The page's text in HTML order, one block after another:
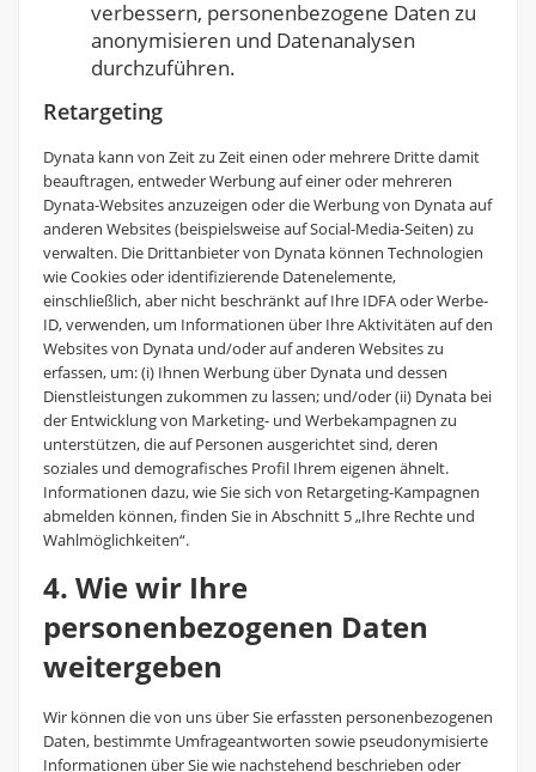
verbessern, personenbezogene Daten zu
anonymisieren und Datenanalysen
durchzuführen.
Retargeting
Dynata kann von Zeit zu Zeit einen oder mehrere Dritte damit
beauftragen, entweder Werbung auf einer oder mehreren
Dynata-Websites anzuzeigen oder die Werbung von Dynata auf
anderen Websites (beispielsweise auf Social-Media-Seiten) zu
verwalten. Die Drittanbieter von Dynata können Technologien
wie Cookies oder identifizierende Datenelemente,
einschließlich, aber nicht beschränkt auf Ihre IDFA oder Werbe-
ID, verwenden, um Informationen über Ihre Aktivitäten auf den
Websites von Dynata und/oder auf anderen Websites zu
erfassen, um: (i) Ihnen Werbung über Dynata und dessen
Dienstleistungen zukommen zu lassen; und/oder (ii) Dynata bei
der Entwicklung von Marketing- und Werbekampagnen zu
unterstützen, die auf Personen ausgerichtet sind, deren
soziales und demografisches Profil Ihrem eigenen ähnelt.
Informationen dazu, wie Sie sich von Retargeting-Kampagnen
abmelden können, finden Sie in Abschnitt 5 „Ihre Rechte und
Wahlmöglichkeiten“.
4. Wie wir Ihre
personenbezogenen Daten
weitergeben
Wir können die von uns über Sie erfassten personenbezogenen
Daten, bestimmte Umfrageantworten sowie pseudonymisierte
Informationen über Sie wie nachstehend beschrieben oder